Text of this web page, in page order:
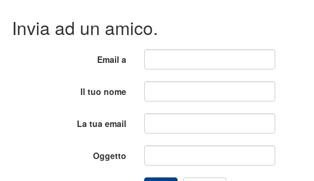
Invia ad un amico.
Email a
Il tuo nome
La tua email
Oggetto